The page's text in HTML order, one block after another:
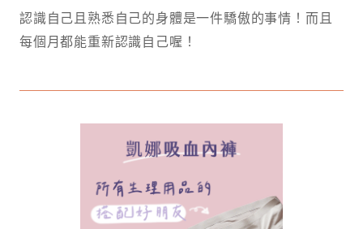
認識自己且熟悉自己的身體是一件驕傲的事情！而且
每個月都能重新認識自己喔！